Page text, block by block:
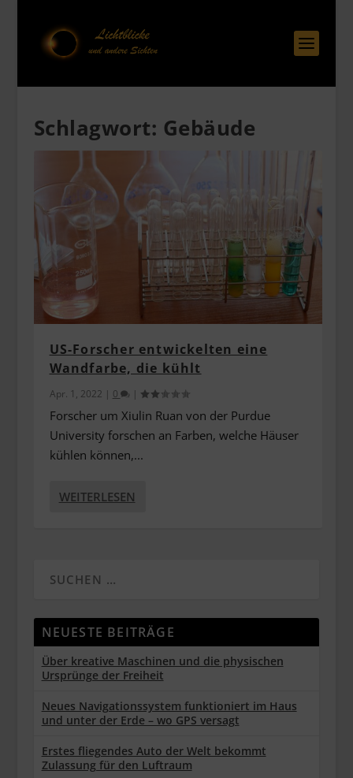
Schlagwort: Gebäude
US-Forscher entwickelten eine
Wandfarbe, die kühlt
Apr. 1, 2022 | 0 |
Forscher um Xiulin Ruan von der Purdue
University forschen an Farben, welche Häuser
kühlen können,...
WEITERLESEN
NEUESTE BEITRÄGE
Über kreative Maschinen und die physischen
Ursprünge der Freiheit
Neues Navigationssystem funktioniert im Haus
und unter der Erde – wo GPS versagt
Erstes fliegendes Auto der Welt bekommt
Zulassung für den Luftraum